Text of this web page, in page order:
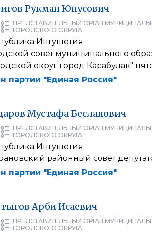
РукманЮнусович
ПРЕДСТАВИТЕЛЬНЫЙ ОРГАН
ГОРОДСКОГО ОКРУГА
Ингушетия
совет муниципального
округ город Карабулак"
партии "Единая Россия"
Мустафа Бесланович
ПРЕДСТАВИТЕЛЬНЫЙ ОРГАН
ГОРОДСКОГО ОКРУГА
Ингушетия
районный совет
партии "Единая Россия"
АрбиИсаевич
ПРЕДСТАВИТЕЛЬНЫЙ ОРГАН
ГОРОДСКОГО ОКРУГА